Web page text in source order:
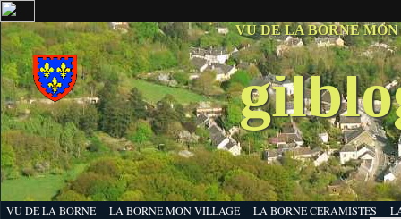
VU DE LA BORNE
VU DE LA BORNE LA BORNE MON VILLAGE LA BORNE CÉRAMISTES